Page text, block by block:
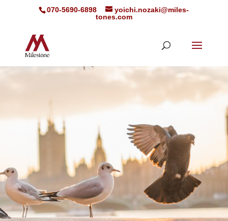
070-5690-6898
yoichi.nozaki@miles-
tones.com